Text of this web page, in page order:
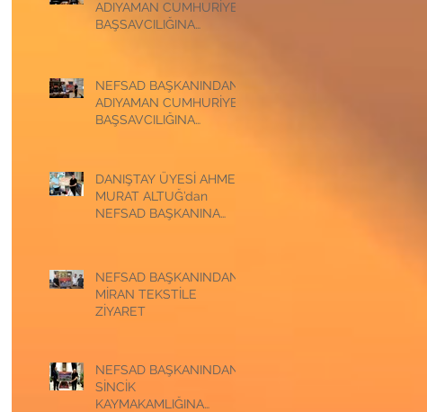
ADIYAMAN CUMHURİYET
BAŞSAVCILIĞINA
NEFSAD BAŞKANINDAN
ADIYAMAN CUMHURİYET
BAŞSAVCILIĞINA
DANIŞTAY ÜYESİ AHMET
MURAT ALTUĞ’dan
NEFSAD BAŞKANINA
NEFSAD BAŞKANINDAN
MİRAN TEKSTİLE
ZİYARET
NEFSAD BAŞKANINDAN
SİNCİK
KAYMAKAMLIĞINA